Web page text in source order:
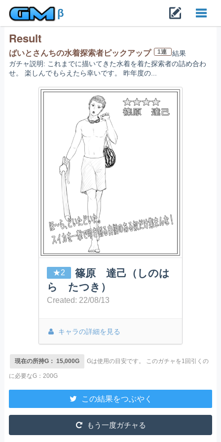
β
Result
ばいとさんちの水着探索者ピックアップ 1連
結果
ガチャ説明: これまでに描いてきた水着を着た探索者の詰め合わ
せ。 楽しんでもらえたら幸いです。 昨年度の...
★2
篠原 達己（しのは
ら たつき）
Created: 22/08/13
キャラの詳細を見る
現在の所持G： 15,000G Gは使用の目安です。 このガチャを1回引くの
に必要なG：200G
この結果をつぶやく
もう一度ガチャる